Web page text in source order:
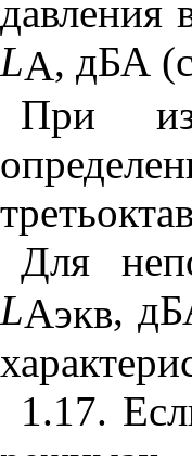
давления
LA, дБА
При
Для
LAэкв,
1.17.